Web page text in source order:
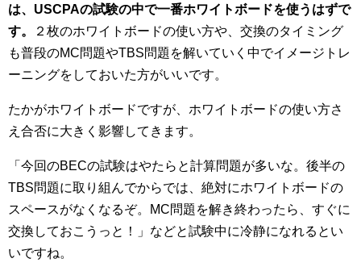
は、USCPAの試験の中で一番ホワイトボードを使うはずで
す。
２枚のホワイトボードの使い方や、交換のタイミング
も普段のMC問題やTBS問題を解いていく中でイメージトレ
ーニングをしておいた方がいいです。
たかがホワイトボードですが、ホワイトボードの使い方さ
え合否に大きく影響してきます。
「今回のBECの試験はやたらと計算問題が多いな。後半の
TBS問題に取り組んでからでは、絶対にホワイトボードの
スペースがなくなるぞ。MC問題を解き終わったら、すぐに
交換しておこうっと！」などと試験中に冷静になれるとい
いですね。